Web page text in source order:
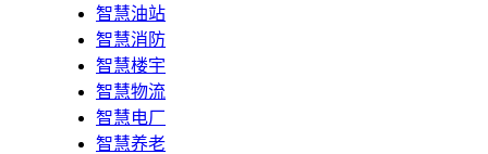
智慧油站
智慧消防
智慧楼宇
智慧物流
智慧电厂
智慧养老